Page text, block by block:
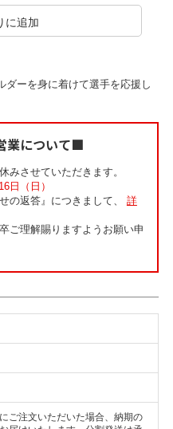
ダーを身に着けて選手を応援し
業について■
みさせていただきます。
日（日）
の返答』につきまして、 詳
ご理解賜りますようお願い申
ご注文いただいた場合、納期の